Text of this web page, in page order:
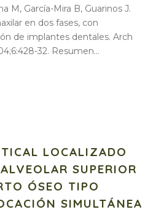
M, García-Mira B, Guarinos J.
en dos fases, con
de implantes dentales. Arch
32. Resumen...
LOCALIZADO
SUPERIOR
ÓSEO TIPO
SIMULTÁNEA